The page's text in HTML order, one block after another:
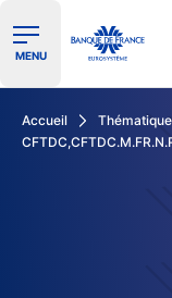
Ouvrir le menu
MENU
Accueil